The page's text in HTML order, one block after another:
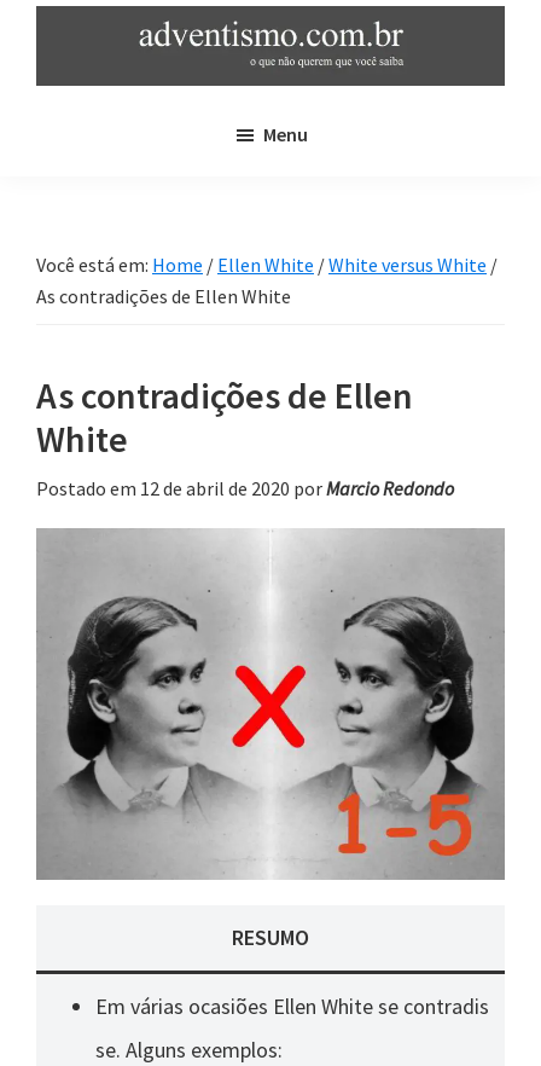
main
sidebar
que
Menu
Você está em: Home / Ellen White /White versus White /
As contradições de Ellen White
As contradições de Ellen
White
Postado em 12 de abril de 2020 porMarcio Redondo
RESUMO
Em várias ocasiões Ellen White se contradis
se. Alguns exemplos: